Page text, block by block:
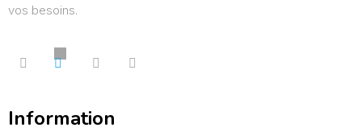
vos besoins.
Information